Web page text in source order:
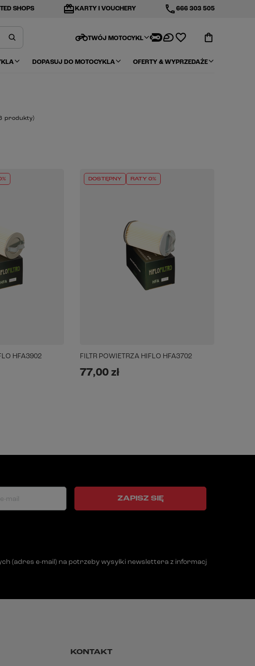
SHOPS redeem KARTY I VOUCHERY phone666 303 505
motorcycleTWÓJ MOTOCYKL
DOPASUJ DO MOTOCYKLA OFERTY & WYPRZEDAŻE
produkty)
HFA3902
DOSTĘPNY RATY 0%
FILTR POWIETRZA HIFLO HFA3702
77,00 zł
mail
(adres e-mail) na potrzeby wysyłki newslettera z informacją handlową
ZAPISZ SIĘ
KONTAKT